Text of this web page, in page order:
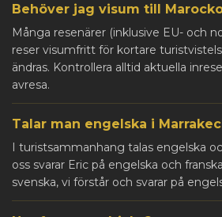
Behöver jag visum till
Många resenärer (inklusive EU- och
reser visumfritt för kortare
ändras. Kontrollera alltid aktuella
avresa.
Talar man engelska i
I turistsammanhang talas engelska
oss svarar Eric på engelska och
svenska, vi förstår och svarar på